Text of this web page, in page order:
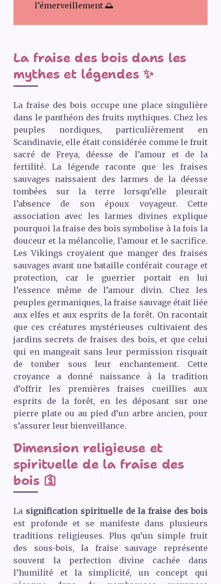
l’émerveillement 🌅
La fraise des bois dans les
mythes et légendes ✨
La fraise des bois occupe une place singulière
dans le panthéon des fruits mythiques. Chez les
peuples nordiques, particulièrement en
Scandinavie, elle était considérée comme le fruit
sacré de Freya, déesse de l’amour et de la
fertilité. La légende raconte que les fraises
sauvages naissaient des larmes de la déesse
tombées sur la terre lorsqu’elle pleurait
l’absence de son époux voyageur. Cette
association avec les larmes divines explique
pourquoi la fraise des bois symbolise à la fois la
douceur et la mélancolie, l’amour et le sacrifice.
Les Vikings croyaient que manger des fraises
sauvages avant une bataille conférait courage et
protection, car le guerrier portait en lui
l’essence même de l’amour divin. Chez les
peuples germaniques, la fraise sauvage était liée
aux elfes et aux esprits de la forêt. On racontait
que ces créatures mystérieuses cultivaient des
jardins secrets de fraises des bois, et que celui
qui en mangeait sans leur permission risquait
de tomber sous leur enchantement. Cette
croyance a donné naissance à la tradition
d’offrir les premières fraises cueillies aux
esprits de la forêt, en les déposant sur une
pierre plate ou au pied d’un arbre ancien, pour
s’assurer leur bienveillance.
Dimension religieuse et
spirituelle de la fraise des
bois 🛐
La signification spirituelle de la fraise des bois
est profonde et se manifeste dans plusieurs
traditions religieuses. Plus qu’un simple fruit
des sous-bois, la fraise sauvage représente
souvent la perfection divine cachée dans
l’humilité et la simplicité, un concept qui